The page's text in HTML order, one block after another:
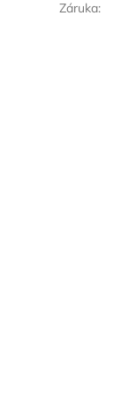
Záruka: